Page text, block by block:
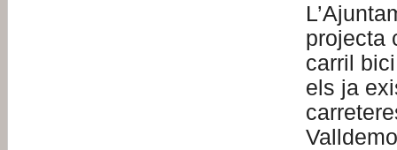
projecta
carril
els ja